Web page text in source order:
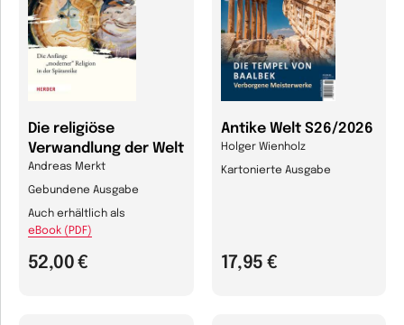
Die religiöse
Verwandlung der Welt
Andreas Merkt
Gebundene Ausgabe
52,00 €
Auch erhältlich als
eBook (PDF)
Antike Welt S26/2026
Holger Wienholz
Kartonierte Ausgabe
17,95 €